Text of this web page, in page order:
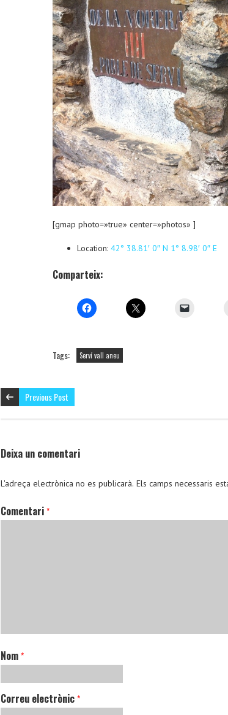
[gmap photo=»true» center=»photos» ]
Location: 42° 38.81′ 0″ N 1° 8.98′ 0″ E
Comparteix:
Tags: Serví vall aneu
Previous Post
Deixa un comentari
L'adreça electrònica no es publicarà. Els camps necessaris
Comentari *
Nom *
Correu electrònic *